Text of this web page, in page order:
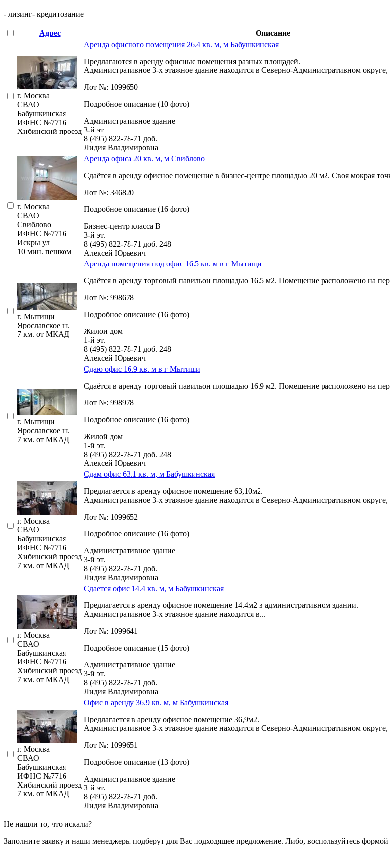
- лизинг- кредитование
Адрес Описание
г. Москва
СВАО
Бабушкинская
ИФНС №7716
Хибинский проезд
Аренда офисного помещения 26.4 кв. м, м Бабушкинская
Предлагаются в аренду офисные помещения разных площадей.
Административное 3-х этажное здание находится в Северно-Административном округе,­
Лот №: 1099650
Подробное описание (10 фото)
Административное здание
3-й эт.
8 (495) 822-78-71 доб.
Лидия Владимировна
г. Москва
СВАО
Свиблово
ИФНС №7716
Искры ул
10 мин. пешком
Аренда офиса 20 кв. м, м Свиблово
Сдаётся в аренду офисное помещение в бизнес-центре площадью 20 м2. Своя мокрая
Лот №: 346820
Подробное описание (16 фото)
Бизнес-центр класса В
3-й эт.
8 (495) 822-78-71 доб. 248
Алексей Юрьевич
г. Мытищи
Ярославское ш.
7 км. от МКАД
Аренда помещения под офис 16.5 кв. м в г Мытищи
Сдаётся в аренду торговый павильон площадью 16.5 м2. Помещение расположено на
Лот №: 998678
Подробное описание (16 фото)
Жилой дом
1-й эт.
8 (495) 822-78-71 доб. 248
Алексей Юрьевич
г. Мытищи
Ярославское ш.
7 км. от МКАД
Сдаю офис 16.9 кв. м в г Мытищи
Сдаётся в аренду торговый павильон площадью 16.9 м2. Помещение расположено на
Лот №: 998978
Подробное описание (16 фото)
Жилой дом
1-й эт.
8 (495) 822-78-71 доб. 248
Алексей Юрьевич
г. Москва
СВАО
Бабушкинская
ИФНС №7716
Хибинский проезд
7 км. от МКАД
Сдам офис 63.1 кв. м, м Бабушкинская
Предлагается в аренду офисное помещение 63,­10м2.
Административное 3-х этажное здание находится в Северно-Административном
Лот №: 1099652
Подробное описание (16 фото)
Административное здание
3-й эт.
8 (495) 822-78-71 доб.
Лидия Владимировна
г. Москва
СВАО
Бабушкинская
ИФНС №7716
Хибинский проезд
7 км. от МКАД
Сдается офис 14.4 кв. м, м Бабушкинская
Предлагается в аренду офисное помещение 14.4м2 в административном здании.
Административное 3-х этажное здание находится в...
Лот №: 1099641
Подробное описание (15 фото)
Административное здание
3-й эт.
8 (495) 822-78-71 доб.
Лидия Владимировна
г. Москва
СВАО
Бабушкинская
ИФНС №7716
Хибинский проезд
7 км. от МКАД
Офис в аренду 36.9 кв. м, м Бабушкинская
Предлагается в аренду офисное помещение 36,­9м2.
Административное 3-х этажное здание находится в Северно-Административном
Лот №: 1099651
Подробное описание (13 фото)
Административное здание
3-й эт.
8 (495) 822-78-71 доб.
Лидия Владимировна
Не нашли то, что искали?
Заполните заявку и наши менеджеры подберут для Вас подходящее предложение. Либо, воспользуйтесь формой